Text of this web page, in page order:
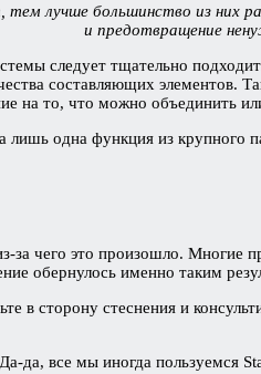
лучше большинство из
и предотвращение
следует тщательно
составляющих элементов.
на то, что можно объединить
одна функция из крупного
за чего это произошло. Многие
обернулось именно таким
в сторону стеснения и
да, все мы иногда пользуемся